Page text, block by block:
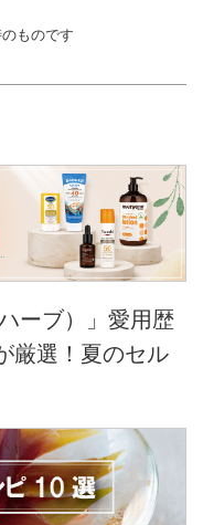
ものです
ーブ）」愛用歴
厳選！夏のセル